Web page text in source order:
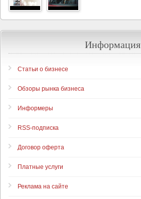
Информация
Статьи о бизнесе
Обзоры рынка бизнеса
Информеры
RSS-подписка
Договор оферта
Платные услуги
Реклама на сайте